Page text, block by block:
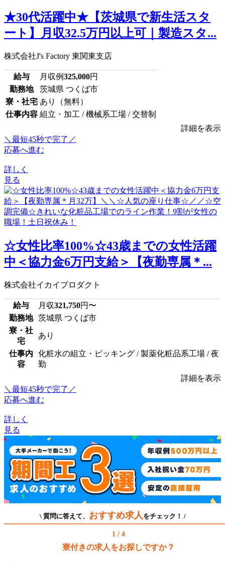
★30代活躍中★【茨城県で新生活スタ
ート】月収32.5万円以上可｜製造スタ...
株式会社J's Factory 東関東支店
給与 月収例325,000円
勤務地
茨城県 つくば市
寮・社宅 あり（無料）
仕事内容 組立・加工 / 機械系工場 / 交替制
詳細を表示
＼最短45秒で完了／
応募へ進む
詳しく
見る
☆女性比率100%☆43歳までの女性活躍
中＜協力金6万円支給＞【夜勤専属＊...
株式会社イカイプロダクト
給与 月収321,750円〜
勤務地
茨城県 つくば市
寮・社
宅
あり
仕事内
容
化粧水の組立・ピッキング / 製薬化粧品系工場 / 夜
勤
詳細を表示
＼最短45秒で完了／
応募へ進む
詳しく
見る
\ 質問に答えて、 おすすめ求人 をチェック！ /
1 / 4
寮付きの求人をお探しですか？